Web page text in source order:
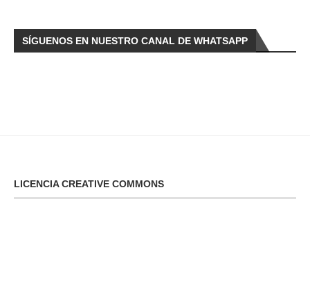
SÍGUENOS EN NUESTRO CANAL DE WHATSAPP
LICENCIA CREATIVE COMMONS